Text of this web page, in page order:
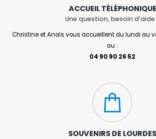
ACCUEIL TÉLÉPHONIQUE
Une question, besoin d'aide
Christine et Anaïs vous accueillent du lundi au
au :
04 90 90 26 52
SOUVENIRS DE LOURDES